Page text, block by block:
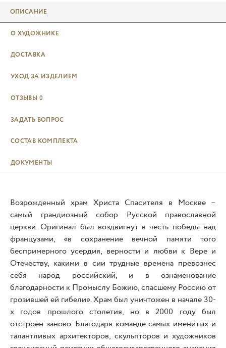
ОПИСАНИЕ
О ХУДОЖНИКЕ
ДОСТАВКА
УХОД ЗА ИЗДЕЛИЕМ
ОТЗЫВЫ 0
ЗАДАТЬ ВОПРОС
СОСТАВ КОМПЛЕКТА
ДОКУМЕНТЫ
Возрожденный храм Христа Спасителя в Москве –
самый грандиозный собор Русской православной
церкви. Оригинал был воздвигнут в честь победы над
французами, «в сохранение вечной памяти того
беспримерного усердия, верности и любви к Вере и
Отечеству, какими в сии трудные времена превознес
себя народ российский, и в ознаменование
благодарности к Промыслу Божию, спасшему Россию от
грозившей ей гибели». Храм был уничтожен в начале 30-
х годов прошлого столетия, но в 2000 году был
отстроен заново. Благодаря команде самых именитых и
талантливых архитекторов, скульпторов и художников